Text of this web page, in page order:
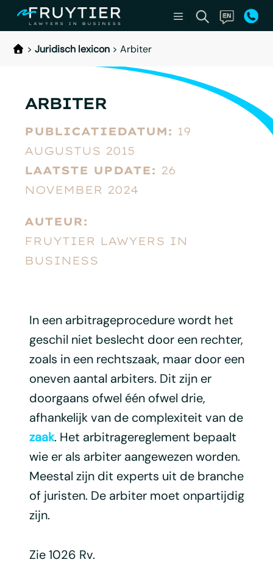
> Juridisch lexicon > Arbiter
ARBITER
PUBLICATIEDATUM: 19
AUGUSTUS 2015
LAATSTE UPDATE: 26
NOVEMBER 2024
AUTEUR:
FRUYTIER LAWYERS IN
BUSINESS
In een arbitrageprocedure wordt het
geschil niet beslecht door een rechter,
zoals in een rechtszaak, maar door een
oneven aantal arbiters. Dit zijn er
doorgaans ofwel één ofwel drie,
afhankelijk van de complexiteit van de
zaak. Het arbitragereglement bepaalt
wie er als arbiter aangewezen worden.
Meestal zijn dit experts uit de branche
of juristen. De arbiter moet onpartijdig
zijn.
Zie 1026 Rv.